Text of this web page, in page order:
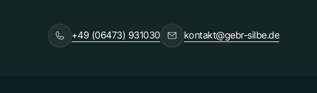
+49 (06473) 931030 kontakt@gebr-silbe.de